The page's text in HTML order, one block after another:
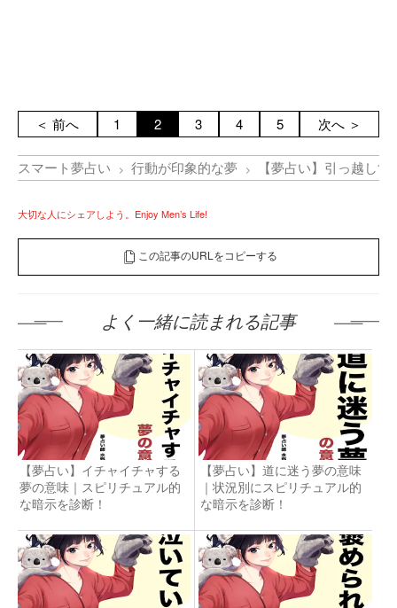
＜ 前へ 1 2 3 4 5 次へ ＞
スマート夢占い 行動が印象的な夢 【夢占い】引っ越し
大切な人にシェアしよう。Enjoy Men’s Life!
この記事のURLをコピーする
よく一緒に読まれる記事
【夢占い】イチャイチャする
夢の意味｜スピリチュアル的
な暗示を診断！
【夢占い】道に迷う夢の意味
｜状況別にスピリチュアル的
な暗示を診断！